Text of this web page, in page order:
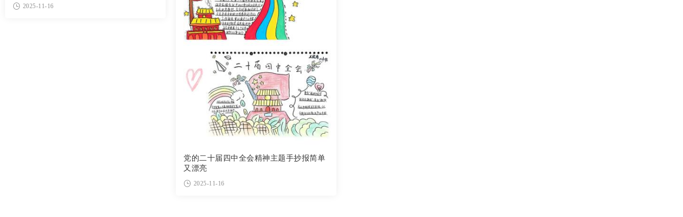
2025-11-16
党的二十届四中全会精神主题手抄报简单
又漂亮
2025-11-16